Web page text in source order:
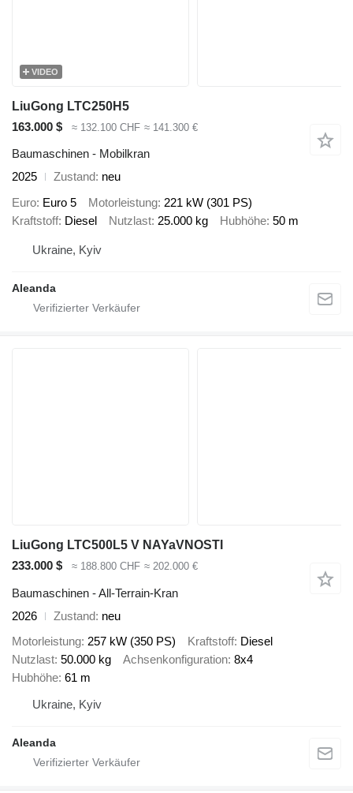
VIDEO
LiuGong LTC250H5
163.000 $
≈ 132.100 CHF ≈ 141.300 €
Baumaschinen - Mobilkran
2025
Zustand neu
Euro Euro 5 Motorleistung 221 kW (301 PS)
Kraftstoff Diesel Nutzlast 25.000 kg Hubhöhe 50 m
Ukraine, Kyiv
Aleanda
LiuGong LTC500L5 V NAYaVNOSTI
233.000 $
≈ 188.800 CHF ≈ 202.000 €
Baumaschinen - All-Terrain-Kran
2026
Zustand neu
Motorleistung 257 kW (350 PS) Kraftstoff Diesel
Nutzlast 50.000 kg Achsenkonfiguration 8x4
Hubhöhe 61 m
Ukraine, Kyiv
Aleanda